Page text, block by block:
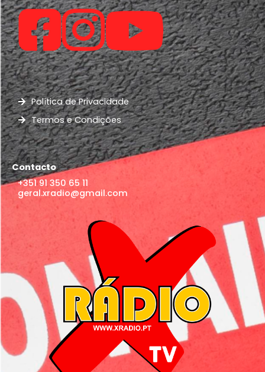
Política de Privacidade
Termos e Condições
Contacto
+351 91 350 65 11
geral.xradio@gmail.com